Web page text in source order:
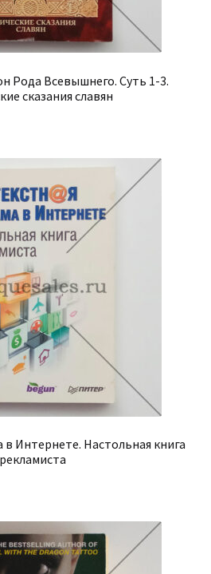
Рода Всевышнего. Суть 1-3.
сказания славян
в Интернете. Настольная книга
рекламиста